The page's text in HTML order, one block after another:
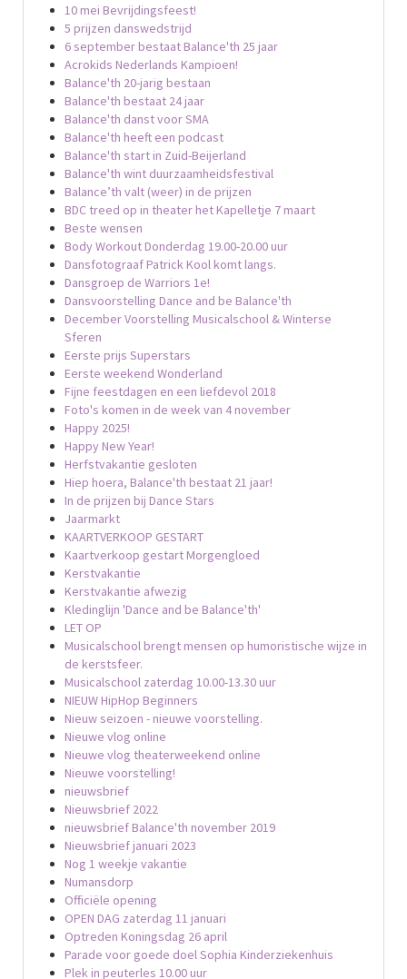
10 mei Bevrijdingsfeest!
5 prijzen danswedstrijd
6 september bestaat Balance'th 25 jaar
Acrokids Nederlands Kampioen!
Balance'th 20-jarig bestaan
Balance'th bestaat 24 jaar
Balance'th danst voor SMA
Balance'th heeft een podcast
Balance'th start in Zuid-Beijerland
Balance'th wint duurzaamheidsfestival
Balance’th valt (weer) in de prijzen
BDC treed op in theater het Kapelletje 7 maart
Beste wensen
Body Workout Donderdag 19.00-20.00 uur
Dansfotograaf Patrick Kool komt langs.
Dansgroep de Warriors 1e!
Dansvoorstelling Dance and be Balance'th
December Voorstelling Musicalschool & Winterse
Sferen
Eerste prijs Superstars
Eerste weekend Wonderland
Fijne feestdagen en een liefdevol 2018
Foto's komen in de week van 4 november
Happy 2025!
Happy New Year!
Herfstvakantie gesloten
Hiep hoera, Balance'th bestaat 21 jaar!
In de prijzen bij Dance Stars
Jaarmarkt
KAARTVERKOOP GESTART
Kaartverkoop gestart Morgengloed
Kerstvakantie
Kerstvakantie afwezig
Kledinglijn 'Dance and be Balance'th'
LET OP
Musicalschool brengt mensen op humoristische wijze in
de kerstsfeer.
Musicalschool zaterdag 10.00-13.30 uur
NIEUW HipHop Beginners
Nieuw seizoen - nieuwe voorstelling.
Nieuwe vlog online
Nieuwe vlog theaterweekend online
Nieuwe voorstelling!
nieuwsbrief
Nieuwsbrief 2022
nieuwsbrief Balance'th november 2019
Nieuwsbrief januari 2023
Nog 1 weekje vakantie
Numansdorp
Officiële opening
OPEN DAG zaterdag 11 januari
Optreden Koningsdag 26 april
Parade voor goede doel Sophia Kinderziekenhuis
Plek in peuterles 10.00 uur